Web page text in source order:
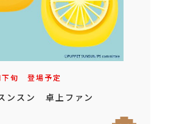
下旬 登場予定
ンスン 卓上ファン